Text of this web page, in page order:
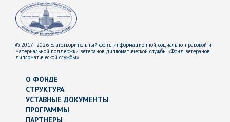
© 2017–2026 Благотворительный фонд информационной, социально-правовой и
материальной поддержки ветеранов дипломатической службы «Фонд ветеранов
дипломатической службы»
О ФОНДЕ
СТРУКТУРА
УСТАВНЫЕ ДОКУМЕНТЫ
ПРОГРАММЫ
ПАРТНЕРЫ